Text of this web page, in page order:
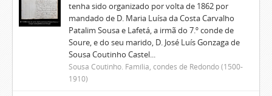
tenha sido organizado por volta de 1862 por
mandado de D. Maria Luísa da Costa Carvalho
Patalim Sousa e Lafetá, a irmã do 7.º conde de
Soure, e do seu marido, D. José Luís Gonzaga de
Sousa Coutinho Castel...
Sousa Coutinho. Família, condes de Redondo (1500-
1910)